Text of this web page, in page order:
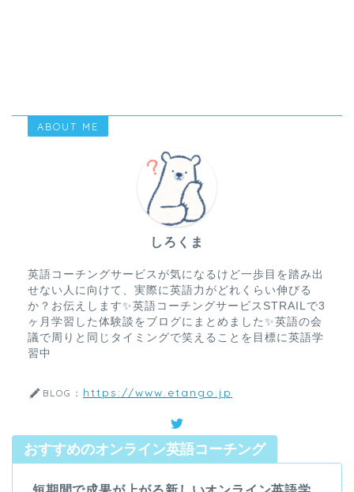
ABOUT ME
しろくま
英語コーチングサービスが気になるけど一歩目を踏み出
せない人に向けて、実際に英語力がどれくらい伸びる
か？お伝えします✨英語コーチングサービスSTRAILで3
ヶ月学習した体験談をブログにまとめました✨英語の会
議で周りと同じタイミングで笑えることを目標に英語学
習中
BLOG： https://www.etango.jp
おすすめのオンライン英語コーチング